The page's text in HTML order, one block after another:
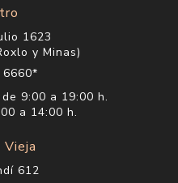
1623
y Minas)
6660*
9:00 a 19:00 h.
a 14:00 h.
Vieja
612